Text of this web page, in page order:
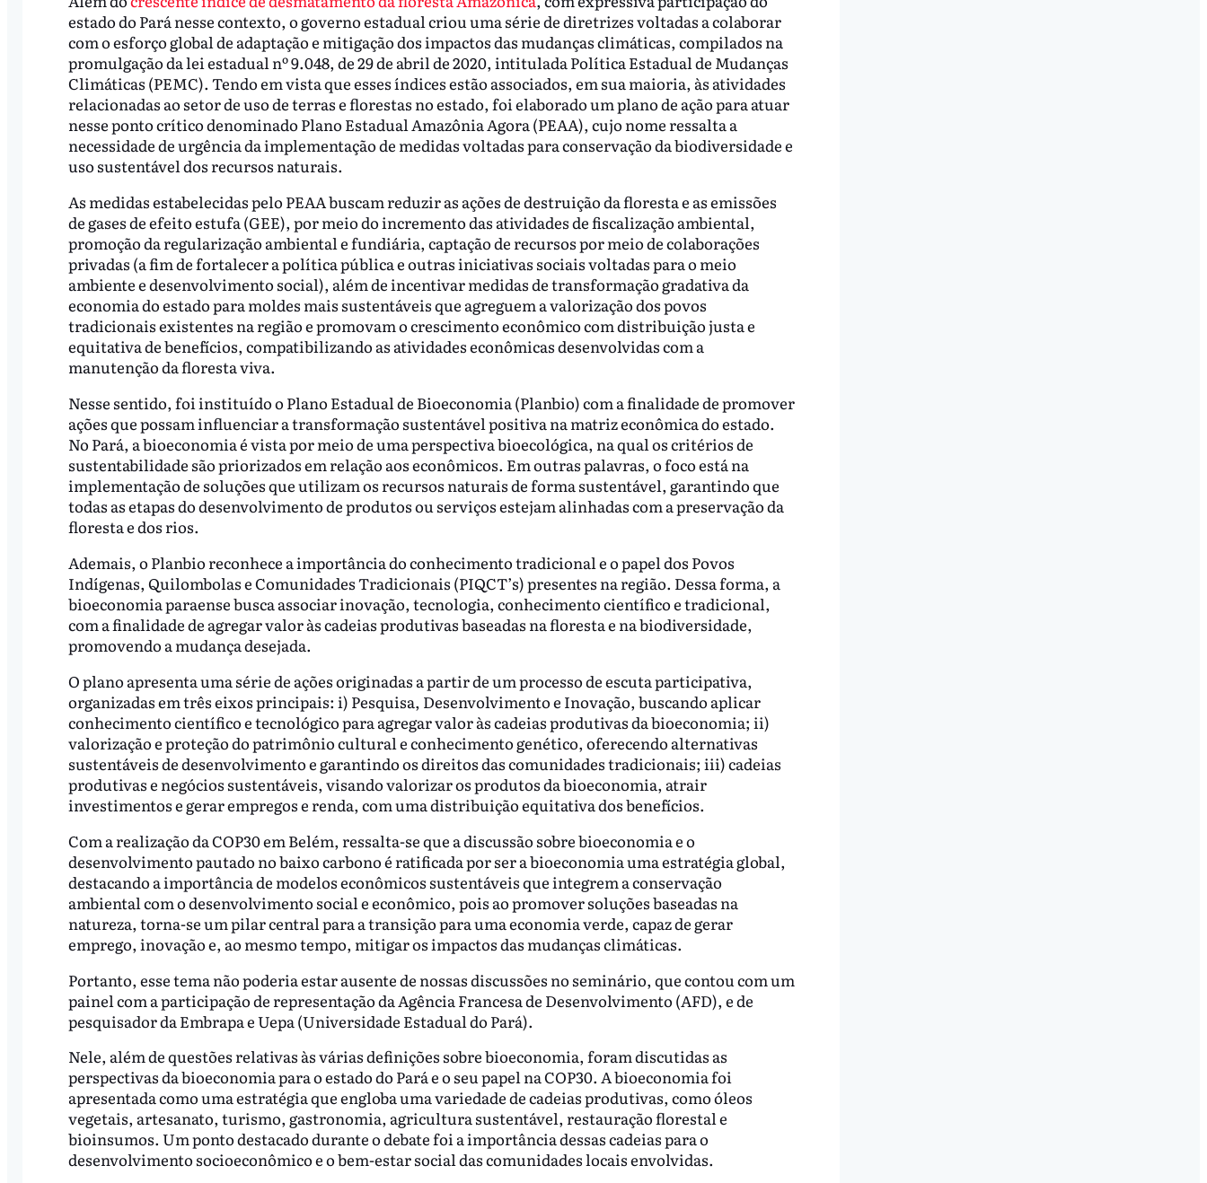
estado do Pará nesse contexto, o governo estadual criou uma série de diretrizes voltadas a colaborar
com o esforço global de adaptação e mitigação dos impactos das mudanças climáticas, compilados na
promulgação da lei estadual nº 9.048, de 29 de abril de 2020, intitulada Política Estadual de Mudanças
Climáticas (PEMC). Tendo em vista que esses índices estão associados, em sua maioria, às atividades
relacionadas ao setor de uso de terras e florestas no estado, foi elaborado um plano de ação para atuar
nesse ponto crítico denominado Plano Estadual Amazônia Agora (PEAA), cujo nome ressalta a
necessidade de urgência da implementação de medidas voltadas para conservação da biodiversidade e
uso sustentável dos recursos naturais.
As medidas estabelecidas pelo PEAA buscam reduzir as ações de destruição da floresta e as emissões
de gases de efeito estufa (GEE), por meio do incremento das atividades de fiscalização ambiental,
promoção da regularização ambiental e fundiária, captação de recursos por meio de colaborações
privadas (a fim de fortalecer a política pública e outras iniciativas sociais voltadas para o meio
ambiente e desenvolvimento social), além de incentivar medidas de transformação gradativa da
economia do estado para moldes mais sustentáveis que agreguem a valorização dos povos
tradicionais existentes na região e promovam o crescimento econômico com distribuição justa e
equitativa de benefícios, compatibilizando as atividades econômicas desenvolvidas com a
manutenção da floresta viva.
Nesse sentido, foi instituído o Plano Estadual de Bioeconomia (Planbio) com a finalidade de promover
ações que possam influenciar a transformação sustentável positiva na matriz econômica do estado.
No Pará, a bioeconomia é vista por meio de uma perspectiva bioecológica, na qual os critérios de
sustentabilidade são priorizados em relação aos econômicos. Em outras palavras, o foco está na
implementação de soluções que utilizam os recursos naturais de forma sustentável, garantindo que
todas as etapas do desenvolvimento de produtos ou serviços estejam alinhadas com a preservação da
floresta e dos rios.
Ademais, o Planbio reconhece a importância do conhecimento tradicional e o papel dos Povos
Indígenas, Quilombolas e Comunidades Tradicionais (PIQCT’s) presentes na região. Dessa forma, a
bioeconomia paraense busca associar inovação, tecnologia, conhecimento científico e tradicional,
com a finalidade de agregar valor às cadeias produtivas baseadas na floresta e na biodiversidade,
promovendo a mudança desejada.
O plano apresenta uma série de ações originadas a partir de um processo de escuta participativa,
organizadas em três eixos principais: i) Pesquisa, Desenvolvimento e Inovação, buscando aplicar
conhecimento científico e tecnológico para agregar valor às cadeias produtivas da bioeconomia; ii)
valorização e proteção do patrimônio cultural e conhecimento genético, oferecendo alternativas
sustentáveis de desenvolvimento e garantindo os direitos das comunidades tradicionais; iii) cadeias
produtivas e negócios sustentáveis, visando valorizar os produtos da bioeconomia, atrair
investimentos e gerar empregos e renda, com uma distribuição equitativa dos benefícios.
Com a realização da COP30 em Belém, ressalta-se que a discussão sobre bioeconomia e o
desenvolvimento pautado no baixo carbono é ratificada por ser a bioeconomia uma estratégia global,
destacando a importância de modelos econômicos sustentáveis que integrem a conservação
ambiental com o desenvolvimento social e econômico, pois ao promover soluções baseadas na
natureza, torna-se um pilar central para a transição para uma economia verde, capaz de gerar
emprego, inovação e, ao mesmo tempo, mitigar os impactos das mudanças climáticas.
Portanto, esse tema não poderia estar ausente de nossas discussões no seminário, que contou com um
painel com a participação de representação da Agência Francesa de Desenvolvimento (AFD), e de
pesquisador da Embrapa e Uepa (Universidade Estadual do Pará).
Nele, além de questões relativas às várias definições sobre bioeconomia, foram discutidas as
perspectivas da bioeconomia para o estado do Pará e o seu papel na COP30. A bioeconomia foi
apresentada como uma estratégia que engloba uma variedade de cadeias produtivas, como óleos
vegetais, artesanato, turismo, gastronomia, agricultura sustentável, restauração florestal e
bioinsumos. Um ponto destacado durante o debate foi a importância dessas cadeias para o
desenvolvimento socioeconômico e o bem-estar social das comunidades locais envolvidas.